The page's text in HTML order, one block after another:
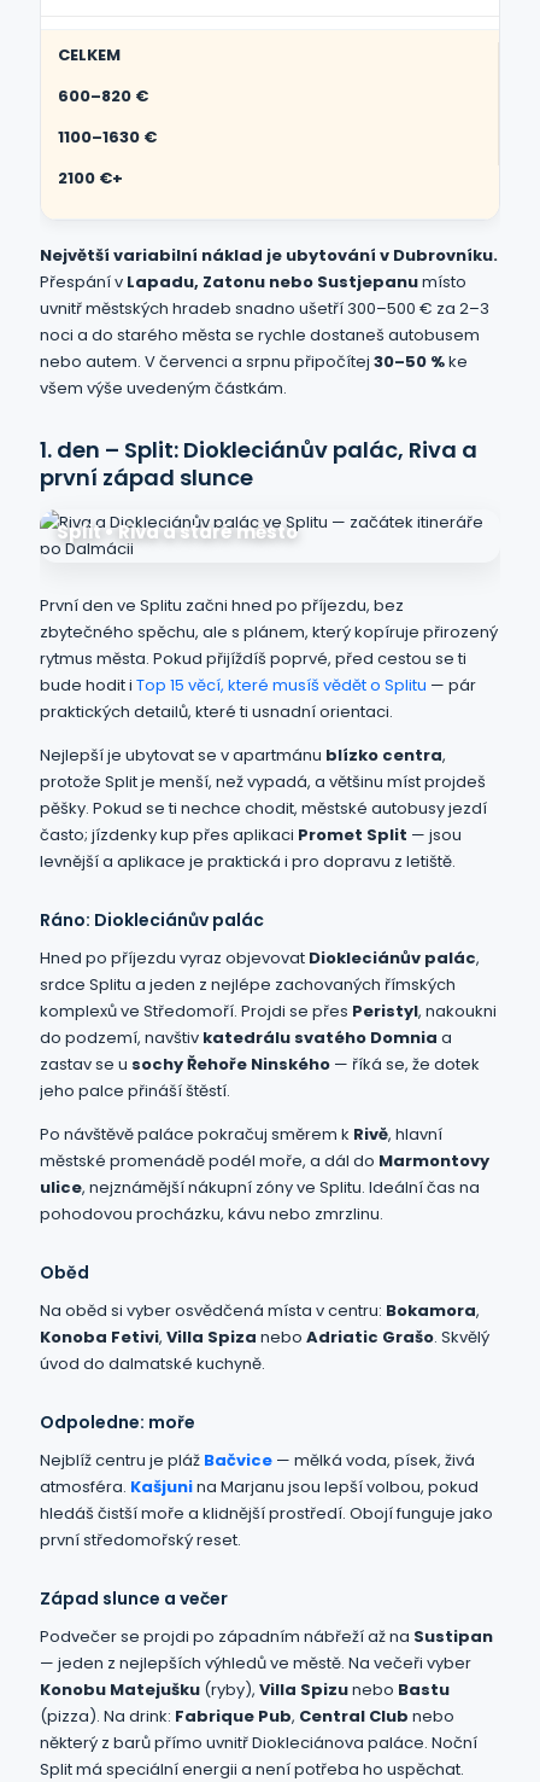
CELKEM
600–820 €
1100–1630 €
2100 €+
Největší variabilní náklad je ubytování v Dubrovníku.
Přespání v Lapadu, Zatonu nebo Sustjepanumísto
uvnitř městských hradeb snadno ušetří 300–500 € za 2–3
noci a do starého města se rychle dostaneš autobusem
nebo autem. V červenci a srpnu připočítej 30–50 %ke
všem výše uvedeným částkám.
1. den – Split: Diokleciánův palác, Riva a
první západ slunce
Split • Riva a staré město
První den ve Splitu začni hned po příjezdu, bez
zbytečného spěchu, ale s plánem, který kopíruje přirozený
rytmus města. Pokud přijíždíš poprvé, před cestou se ti
bude hodit i Top 15 věcí, které musíš vědět o Splitu — pár
praktických detailů, které ti usnadní orientaci.
Nejlepší je ubytovat se v apartmánu blízko centra,
protože Split je menší, než vypadá, a většinu míst projdeš
pěšky. Pokud se ti nechce chodit, městské autobusy jezdí
často; jízdenky kup přes aplikaci Promet Split — jsou
levnější a aplikace je praktická i pro dopravu z letiště.
Ráno: Diokleciánův palác
Hned po příjezdu vyraz objevovat Diokleciánův palác,
srdce Splitu a jeden z nejlépe zachovaných římských
komplexů ve Středomoří. Projdi se přes Peristyl, nakoukni
do podzemí, navštiv katedrálu svatého Domnia a
zastav se u sochy Řehoře Ninského — říká se, že dotek
jeho palce přináší štěstí.
Po návštěvě paláce pokračuj směrem k Rivě, hlavní
městské promenádě podél moře, a dál do Marmontovy
ulice, nejznámější nákupní zóny ve Splitu. Ideální čas na
pohodovou procházku, kávu nebo zmrzlinu.
Oběd
Na oběd si vyber osvědčená místa v centru: Bokamora,
Konoba Fetivi, Villa Spiza nebo Adriatic Grašo. Skvělý
úvod do dalmatské kuchyně.
Odpoledne: moře
Nejblíž centru je pláž Bačvice — mělká voda, písek, živá
atmosféra. Kašjunina Marjanu jsou lepší volbou, pokud
hledáš čistší moře a klidnější prostředí. Obojí funguje jako
první středomořský reset.
Západ slunce a večer
Podvečer se projdi po západním nábřeží až na Sustipan
— jeden z nejlepších výhledů ve městě. Na večeři vyber
Konobu Matejušku (ryby), Villa Spizunebo Bastu
(pizza). Na drink: Fabrique Pub, Central Club nebo
některý z barů přímo uvnitř Diokleciánova paláce. Noční
Split má speciální energii a není potřeba ho uspěchat.